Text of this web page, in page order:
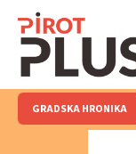
GRADSKA HRONIKA